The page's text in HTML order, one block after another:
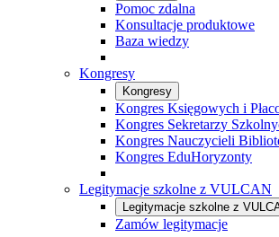
Pomoc zdalna
Konsultacje produktowe
Baza wiedzy
Kongresy
Kongresy
Kongres Księgowych i
Kongres Sekretarzy
Kongres Nauczycieli
Kongres EduHoryzonty
Legitymacje szkolne z VULCAN
Legitymacje szkolne z
Zamów legitymacje